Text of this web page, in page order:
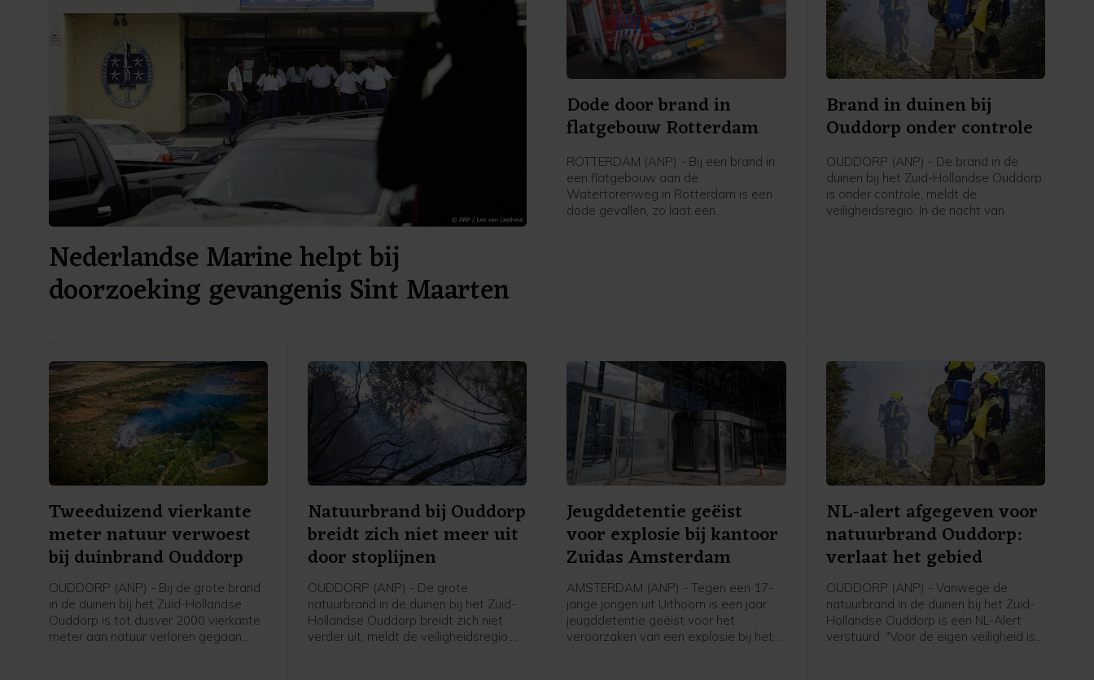
Nederlandse Marine helpt bij
doorzoeking gevangenis Sint Maarten
Dode door brand in
flatgebouw Rotterdam
ROTTERDAM (ANP) - Bij een brand in
een flatgebouw aan de
Watertorenweg in Rotterdam is een
dode gevallen, zo laat een
Brand in duinen bij
Ouddorp onder controle
OUDDORP (ANP) - De brand in de
duinen bij het Zuid-Hollandse Ouddorp
is onder controle, meldt de
veiligheidsregio. In de nacht van
Tweeduizend vierkante
meter natuur verwoest
bij duinbrand Ouddorp
OUDDORP (ANP) - Bij de grote brand
in de duinen bij het Zuid-Hollandse
Ouddorp is tot dusver 2000 vierkante
meter aan natuur verloren gegaan.
Natuurbrand bij Ouddorp
breidt zich niet meer uit
door stoplijnen
OUDDORP (ANP) - De grote
natuurbrand in de duinen bij het Zuid-
Hollandse Ouddorp breidt zich niet
verder uit, meldt de veiligheidsregio.
Jeugddetentie geëist
voor explosie bij kantoor
Zuidas Amsterdam
AMSTERDAM (ANP) - Tegen een 17-
jarige jongen uit Uithoorn is een jaar
jeugddetentie geëist voor het
veroorzaken van een explosie bij het
NL-alert afgegeven voor
natuurbrand Ouddorp:
verlaat het gebied
OUDDORP (ANP) - Vanwege de
natuurbrand in de duinen bij het Zuid-
Hollandse Ouddorp is een NL-Alert
verstuurd. "Voor de eigen veiligheid is